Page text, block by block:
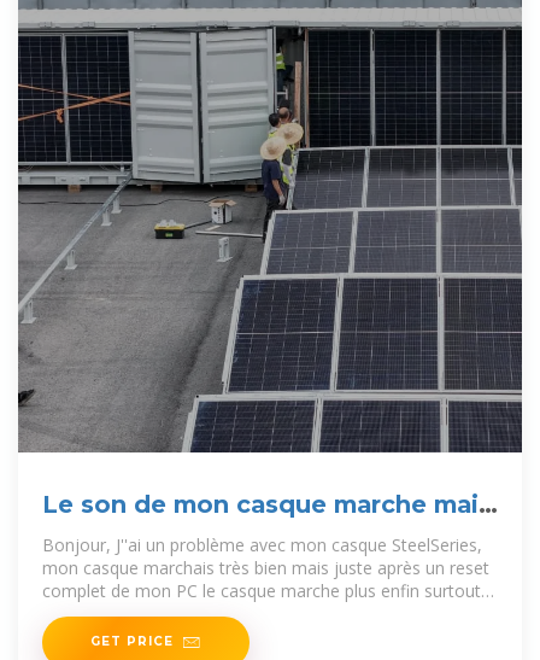
Le son de mon casque marche mais
pas le micro
Bonjour, J''ai un problème avec mon casque SteelSeries,
mon casque marchais très bien mais juste après un reset
complet de mon PC le casque marche plus enfin surtout
le
GET PRICE